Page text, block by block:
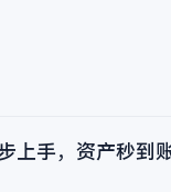
上手，资产秒到